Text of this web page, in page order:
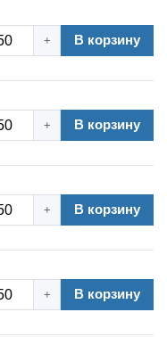
+ В корзину
+ В корзину
+ В корзину
+ В корзину